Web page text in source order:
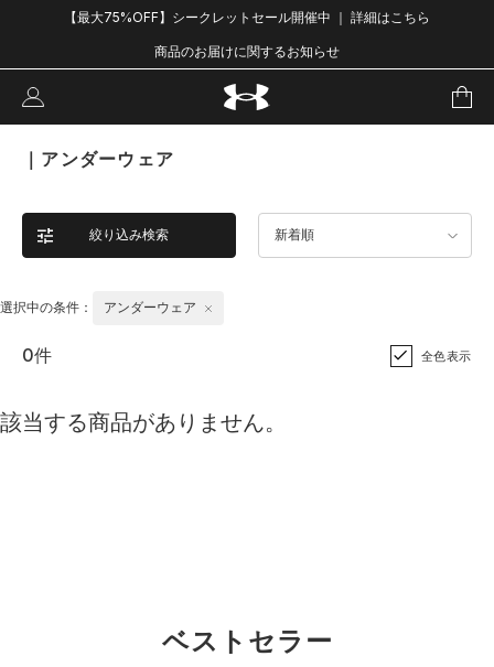
【最大75%OFF】シークレットセール開催中 ｜ 詳細はこちら
商品のお届けに関するお知らせ
｜アンダーウェア
絞り込み検索 新着順
選択中の条件： アンダーウェア
0件 全色表示
該当する商品がありません。
ベストセラー